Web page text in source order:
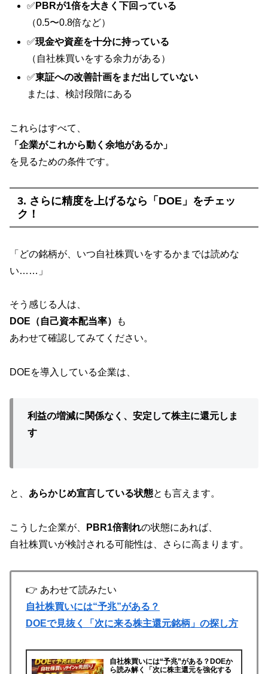
✅ PBRが1倍を大きく下回っている
（0.5〜0.8倍など）
✅現金や資産を十分に持っている
（自社株買いをする余力がある）
✅東証への改善計画をまだ出していない
または、検討段階にある
これらはすべて、
「企業がこれから動く余地があるか」
を見るための条件です。
3. さらに精度を上げるなら「DOE」をチェッ
ク！
「どの銘柄が、いつ自社株買いをするかまでは読めな
い……」
そう感じる人は、
DOE（自己資本配当率）
も
あわせて確認してみてください。
DOEを導入している企業は、
利益の増減に関係なく、安定して株主に還元しま
す
と、 あらかじめ宣言している状態とも言えます。
こうした企業が、 PBR1倍割れの状態にあれば、
自社株買いが検討される可能性は、さらに高まります。
👉 あわせて読みたい
自社株買いには“予兆”がある？
DOEで見抜く「次に来る株主還元銘柄」の探し方
自社株買いには“予兆”がある？DOEか
ら読み解く「次に株主還元を強化する